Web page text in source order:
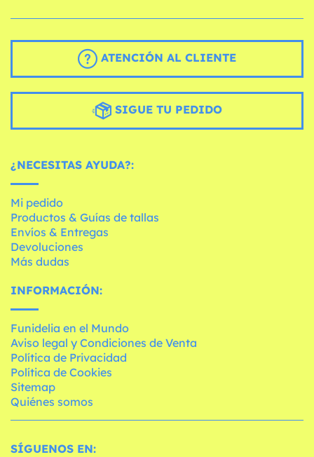
ATENCIÓN AL CLIENTE
SIGUE TU PEDIDO
¿NECESITAS AYUDA?:
Mi pedido
Productos & Guías de tallas
Envíos & Entregas
Devoluciones
Más dudas
INFORMACIÓN:
Funidelia en el Mundo
Aviso legal y Condiciones de Venta
Política de Privacidad
Política de Cookies
Sitemap
Quiénes somos
SÍGUENOS EN: